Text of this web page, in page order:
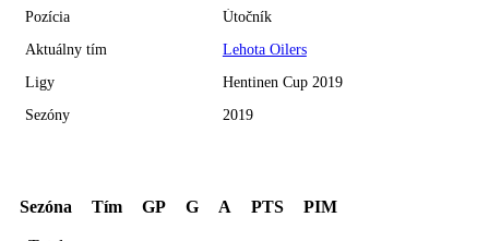
Pozícia
Útočník
Aktuálny tím
Lehota Oilers
Ligy
Hentinen Cup 2019
Sezóny
2019
Sezóna Tím GP G A PTS PIM